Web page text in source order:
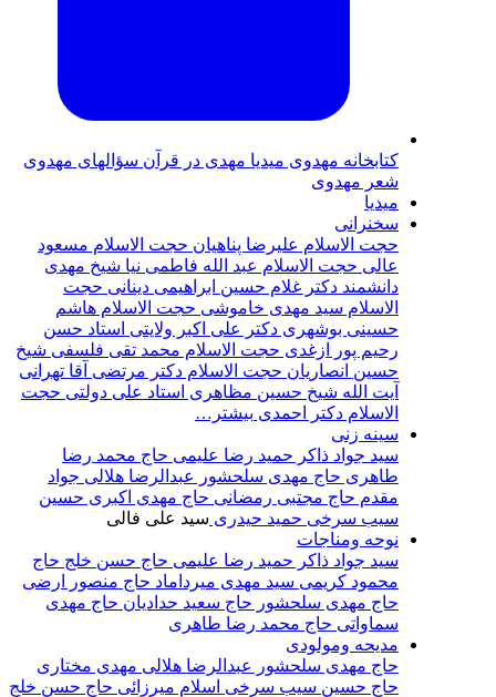
كتابخانه مهدوى ميديا مهدی در قرآن سؤالهای مهدوی
شعر مهدوى
ميديا
سخنرانى
حجت الاسلام عليرضا پناهيان حجت الاسلام مسعود
عالی حجت الاسلام عبد الله فاطمى نيا شيخ مهدى
دانشمند دکتر غلام حسين ابراهيمی دينانی حجت
الاسلام سيد مهدى خاموشى حجت الاسلام هاشم
حسينى بوشهرى دكتر على اكبر ولايتى استاد حسن
رحيم پور‌ ازغدی‌ حجت‌ الاسلام محمد تقی فلسفی شيخ
حسين انصاريان حجت‌ الاسلام دکتر مرتضی آقا تهرانی
آيت الله شيخ حسين مظاهری استاد علی دولتی حجت
الاسلام دکتر احمدی بیشتر…
سينه زنى
سيد جواد ذاكر حميد رضا عليمى حاج محمد رضا
طاهری حاج مهدی سلحشور عبدالرضا هلالی جواد
مقدم حاج مجتبی رمضانی حاج مهدی اکبری حسین
سیب سرخی حمید حیدری سید علی فالی
نوحه ومناجات
سيد جواد ذاكر حميد رضا عليمى حاج حسن خلج حاج
محمود كريمى سيد مهدى ميرداماد حاج منصور ارضی
حاج مهدی سلحشور حاج سعيد حداديان حاج مهدى
سماواتى حاج محمد رضا طاهرى
مديحه ومولودى
حاج مهدى سلحشور
عبدالرضا هلالى مهدى مختارى
حاج حسین سیب سرخی اسلام ميرزائى حاج حسن خلج